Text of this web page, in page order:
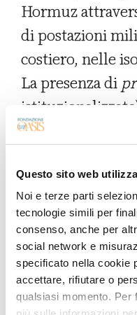
Questo sito web
Noi e terze parti
tecnologie simili per
consenso, anche per
social network e
specificato nella cookie
accettare, rifiutare o
qualsiasi momento. Per
Hormuz
di postazioni
costiero, nelle
La presenza di
della
L’intreccio di
Riyadh, Abu
potenzialmente
Yemen: già nel